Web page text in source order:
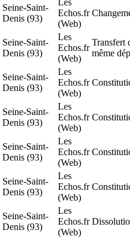
Seine-Saint-
Denis (93)
Les
Echos.fr
(Web)
Seine-Saint-
Denis (93)
Les
Echos.fr
(Web)
Transfert
même
Seine-Saint-
Denis (93)
Les
Echos.fr
(Web)
Seine-Saint-
Denis (93)
Les
Echos.fr
(Web)
Seine-Saint-
Denis (93)
Les
Echos.fr
(Web)
Seine-Saint-
Denis (93)
Les
Echos.fr
(Web)
Seine-Saint-
Denis (93)
Les
Echos.fr
(Web)